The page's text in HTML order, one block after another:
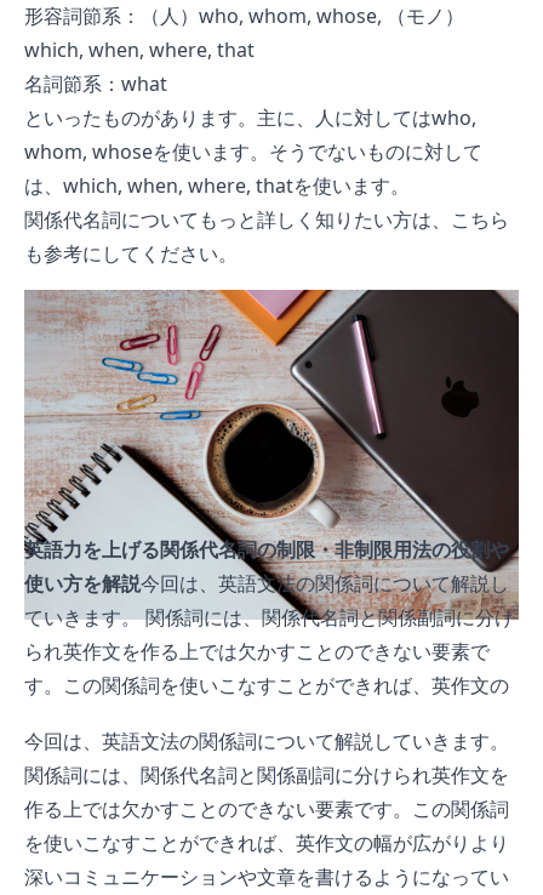
形容詞節系：（人）who, whom, whose, （モノ）
which, when, where, that
名詞節系：what
といったものがあります。主に、人に対してはwho,
whom, whoseを使います。そうでないものに対して
は、which, when, where, thatを使います。
関係代名詞についてもっと詳しく知りたい方は、こちら
も参考にしてください。
英語力を上げる関係代名詞の制限・非制限用法の役割や
使い方を解説今回は、英語文法の関係詞について解説し
ていきます。 関係詞には、関係代名詞と関係副詞に分け
られ英作文を作る上では欠かすことのできない要素で
す。この関係詞を使いこなすことができれば、英作文の
ようになっていきます。 関係詞を学び、より英語力を高
めて幅広いコミュニケーションを取れるようになりまし
ょう。
今回は、英語文法の関係詞について解説していきます。
関係詞には、関係代名詞と関係副詞に分けられ英作文を
作る上では欠かすことのできない要素です。この関係詞
を使いこなすことができれば、英作文の幅が広がりより
深いコミュニケーションや文章を書けるようになってい